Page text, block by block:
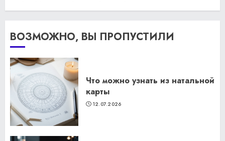
ВОЗМОЖНО, ВЫ ПРОПУСТИЛИ
Что можно узнать из натальной
карты
12.07.2026